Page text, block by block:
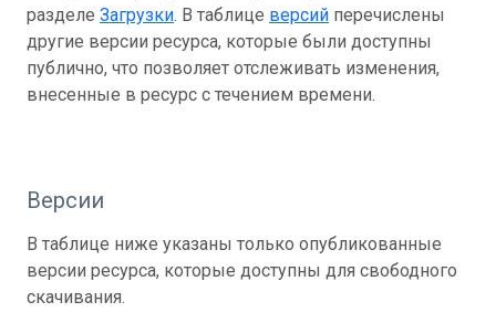
разделе Загрузки. В таблице версий перечислены
другие версии ресурса, которые были доступны
публично, что позволяет отслеживать изменения,
внесенные в ресурс с течением времени.
Версии
В таблице ниже указаны только опубликованные
версии ресурса, которые доступны для свободного
скачивания.